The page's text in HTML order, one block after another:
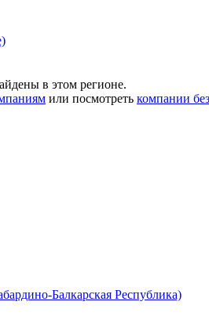
в этом регионе.
или посмотреть компании
Балкарская Республика)